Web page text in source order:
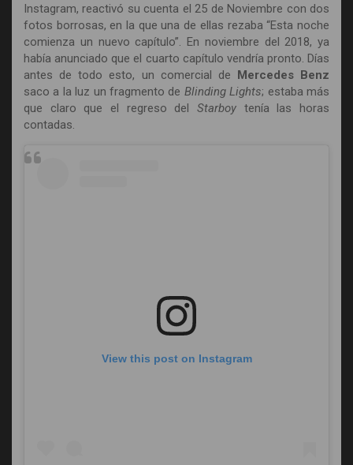
Instagram, reactivó su cuenta el 25 de Noviembre con dos
fotos borrosas, en la que una de ellas rezaba “Esta noche
comienza un nuevo capítulo”. En noviembre del 2018, ya
había anunciado que el cuarto capítulo vendría pronto. Días
antes de todo esto, un comercial de Mercedes Benz
saco a la luz un fragmento de Blinding Lights; estaba más
que claro que el regreso del Starboy tenía las horas
contadas.
View this post on Instagram